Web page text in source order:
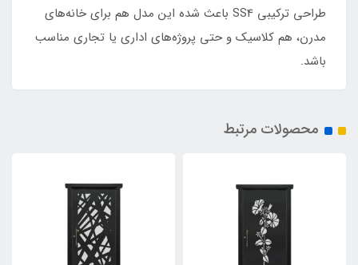
طراحی ترکیبی SS4 باعث شده این مدل هم برای خانه‌های
مدرن، هم کلاسیک و حتی پروژه‌های اداری یا تجاری مناسب
باشد.
محصولات مرتبط